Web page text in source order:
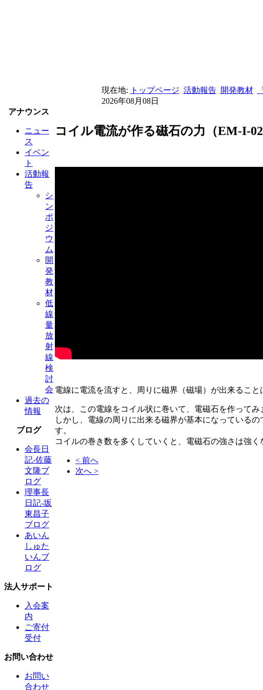
現在地: トップページ 活動報告 開発教材
2026年08月08日
アナウンス
ニュー
ス
イベン
ト
活動報
告
シ
ン
ポ
ジ
ウ
ム
開
発
教
材
低
線
量
放
射
線
検
討
会
過去の
情報
ブログ
会長日
記-佐藤
文隆ブ
ログ
理事長
日記-坂
東昌子
ブログ
あいん
しゅた
いんブ
ログ
法人サポート
入会案
内
ご寄付
受付
お問い合わせ
お問い
合わせ
コイル電流が作る磁石の力（EM-I-02
電線に電流を流すと、周りに磁界（磁場）が出来ること
次は、この電線をコイル状に巻いて、電磁石を作って
しかし、電線の周りに出来る磁界が基本になっている
す。
コイルの巻き数を多くしていくと、電磁石の強さは強く
< 前へ
次へ >